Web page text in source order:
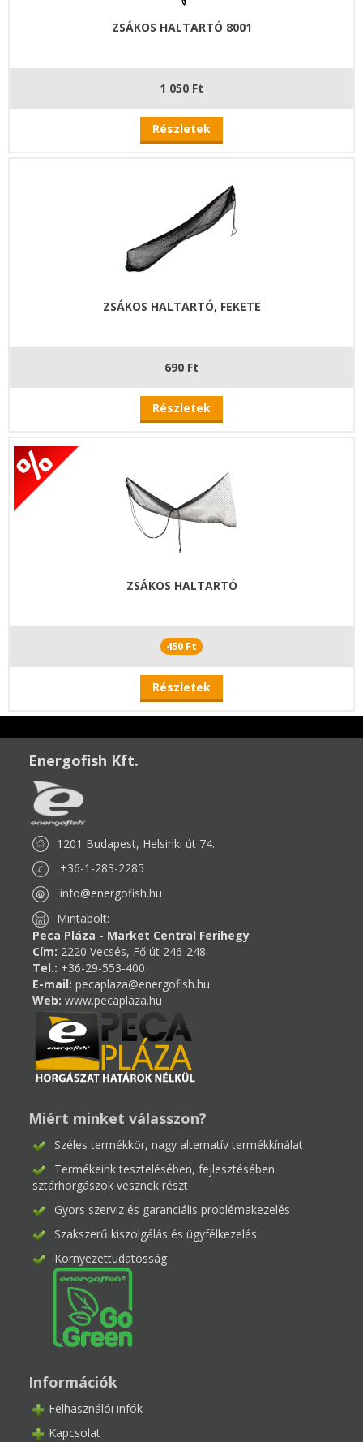
ZSÁKOS HALTARTÓ 8001
1 050 Ft
Részletek
ZSÁKOS HALTARTÓ, FEKETE
690 Ft
Részletek
ZSÁKOS HALTARTÓ
450 Ft
Részletek
Energofish Kft.
1201 Budapest, Helsinki út 74.
+36-1-283-2285
info@energofish.hu
Mintabolt:
Peca Pláza - Market Central Ferihegy
Cím: 2220 Vecsés, Fő út 246-248.
Tel.: +36-29-553-400
E-mail: pecaplaza@energofish.hu
Web: www.pecaplaza.hu
Miért minket válasszon?
Széles termékkör, nagy alternatív termékkínálat
Termékeink tesztelésében, fejlesztésében
sztárhorgászok vesznek részt
Gyors szerviz és garanciális problémakezelés
Szakszerű kiszolgálás és ügyfélkezelés
Környezettudatosság
Információk
Felhasználói infók
Kapcsolat